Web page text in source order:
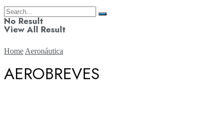
No Result
View All Result
Home Aeronáutica
AEROBREVES